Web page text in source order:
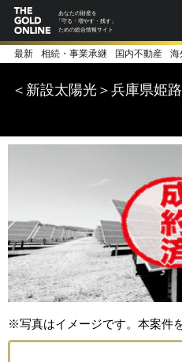
あなたの財産を
「守る・増やす・残す」
ための総合情報サイト
最新 相続・事業承継 国内不動産 海
＜新設太陽光＞兵庫県姫
※写真はイメージです。本案件